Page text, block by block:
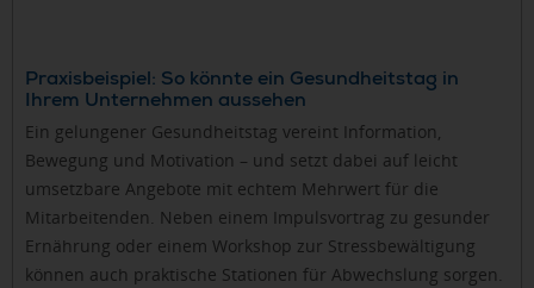
Praxisbeispiel: So könnte ein Gesundheitstag in
Ihrem Unternehmen aussehen
Ein gelungener Gesundheitstag vereint Information,
Bewegung und Motivation – und setzt dabei auf leicht
umsetzbare Angebote mit echtem Mehrwert für die
Mitarbeitenden. Neben einem Impulsvortrag zu gesunder
Ernährung oder einem Workshop zur Stressbewältigung
können auch praktische Stationen für Abwechslung sorgen.